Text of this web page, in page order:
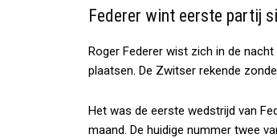
Federer wint eerste partij
Roger Federer wist zich in de
plaatsen. De Zwitser rekende
Het was de eerste wedstrijd van
maand. De huidige nummer twee